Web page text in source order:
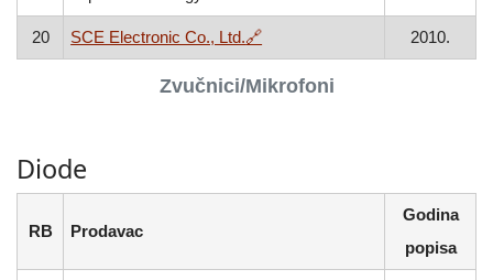
Zvučnici/Mikrofoni
20 SCE Electronic Co., Ltd.🔗, otvara se u novom prozoru
2010.
Diode
RB Prodavac
Godina
popisa